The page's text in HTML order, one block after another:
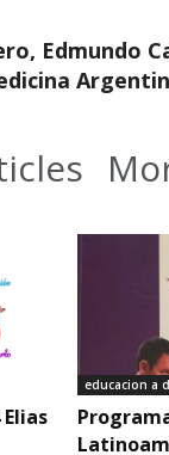
Edmundo
educacion a